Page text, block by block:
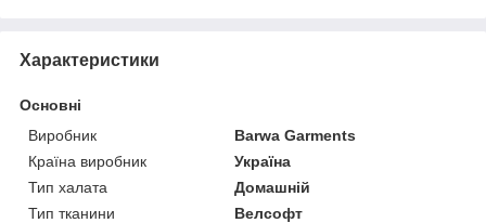
Характеристики
Основні
Виробник
Barwa Garments
Країна виробник
Україна
Тип халата
Домашній
Тип тканини
Велсофт